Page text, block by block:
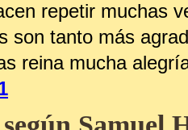
repetir muchas
son tanto más
reina mucha